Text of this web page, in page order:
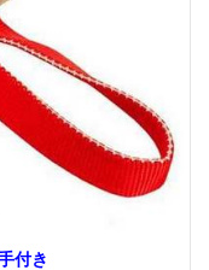
付き